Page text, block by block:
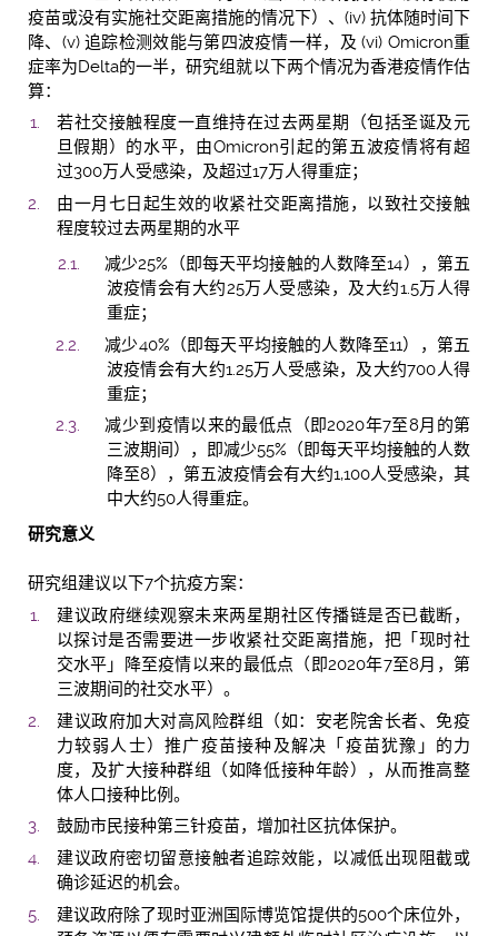
疫苗或没有实施社交距离措施的情况下）、(iv) 抗体随时间下
降、(v) 追踪检测效能与第四波疫情一样，及 (vi) Omicron重
症率为Delta的一半，研究组就以下两个情况为香港疫情作估
算：
若社交接触程度一直维持在过去两星期（包括圣诞及元
旦假期）的水平，由Omicron引起的第五波疫情将有超
过300万人受感染，及超过17万人得重症；
由一月七日起生效的收紧社交距离措施，以致社交接触
程度较过去两星期的水平
减少25%（即每天平均接触的人数降至14），第五
波疫情会有大约25万人受感染，及大约1.5万人得
重症；
减少40%（即每天平均接触的人数降至11），第五
波疫情会有大约1.25万人受感染，及大约700人得
重症；
减少到疫情以来的最低点（即2020年7至8月的第
三波期间），即减少55%（即每天平均接触的人数
降至8），第五波疫情会有大约1,100人受感染，其
中大约50人得重症。
研究意义
研究组建议以下7个抗疫方案：
建议政府继续观察未来两星期社区传播链是否已截断，
以探讨是否需要进一步收紧社交距离措施，把「现时社
交水平」降至疫情以来的最低点（即2020年7至8月，第
三波期间的社交水平）。
建议政府加大对高风险群组（如：安老院舍长者、免疫
力较弱人士）推广疫苗接种及解决「疫苗犹豫」的力
度，及扩大接种群组（如降低接种年龄），从而推高整
体人口接种比例。
鼓励市民接种第三针疫苗，增加社区抗体保护。
建议政府密切留意接触者追踪效能，以减低出现阻截或
确诊延迟的机会。
建议政府除了现时亚洲国际博览馆提供的500个床位外，